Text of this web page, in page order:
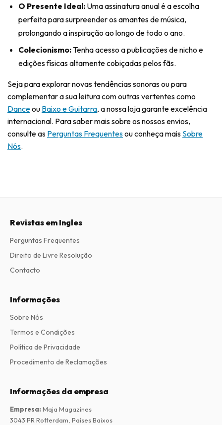
O Presente Ideal: Uma assinatura anual é a escolha
perfeita para surpreender os amantes de música,
prolongando a inspiração ao longo de todo o ano.
Colecionismo: Tenha acesso a publicações de nicho e
edições físicas altamente cobiçadas pelos fãs.
Seja para explorar novas tendências sonoras ou para
complementar a sua leitura com outras vertentes como
Danceou Baixo e Guitarra, a nossa loja garante excelência
internacional. Para saber mais sobre os nossos envios,
consulte as Perguntas Frequentesou conheça mais Sobre
Nós.
Revistas em Ingles
Perguntas Frequentes
Direito de Livre Resolução
Contacto
Informações
Sobre Nós
Termos e Condições
Política de Privacidade
Procedimento de Reclamações
Informações da empresa
Empresa: Maja Magazines
3043 PR Rotterdam, Países Baixos